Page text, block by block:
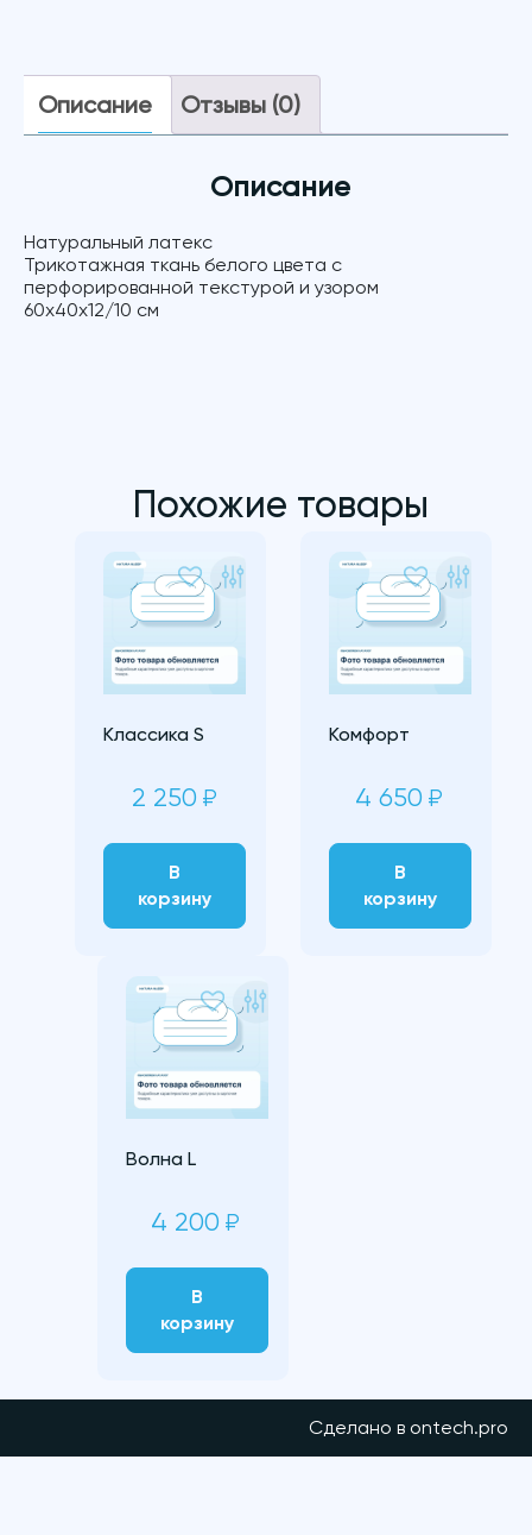
Описание Отзывы (0)
Описание
Натуральный латекс
Трикотажная ткань белого цвета c
перфорированной текстурой и узором
60х40х12/10 см
Похожие товары
Классика S
2 250 ₽
В
корзину
Комфорт
4 650 ₽
В
корзину
Волна L
4 200 ₽
В
корзину
Сделано в ontech.pro